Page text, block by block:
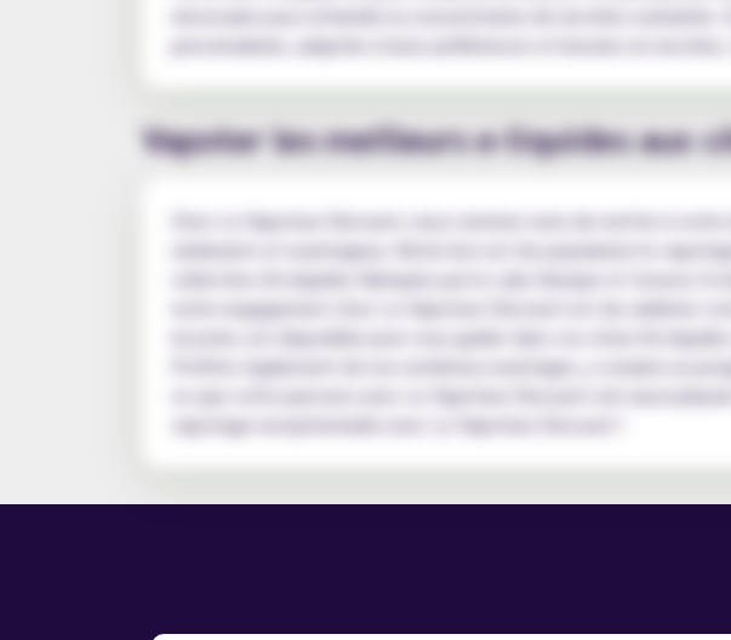
nécessaire pour atteindre la concentration de nicotine
personnalisée, adaptée à leurs préférences et besoins en
Vapoter les meilleurs e-liquides aux
Chez Le Vapoteur Discount, nous sommes ravis de mettre à
séduisants et avantageux. Notre but est de populariser le
collection d'e-liquides fabriqués par le Labo Basque et trouvez
notre engagement chez Le Vapoteur Discount est de sublimer
écouter, est disponible pour vous guider dans vos choix d'e-
Profitez également de nos nombreux avantages, y compris un
ce que votre parcours avec Le Vapoteur Discount soit aussi
vapotage exceptionnelle avec Le Vapoteur Discount !